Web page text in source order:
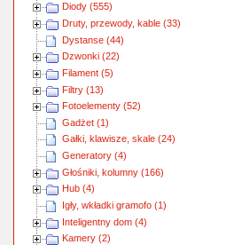
Diody (555)
Druty, przewody, kable (33)
Dystanse (44)
Dzwonki (22)
Filament (5)
Filtry (13)
Fotoelementy (52)
Gadżet (1)
Gałki, klawisze, skale (24)
Generatory (4)
Głośniki, kolumny (166)
Hub (4)
Igły, wkładki gramofo (1)
Inteligentny dom (4)
Kamery (2)